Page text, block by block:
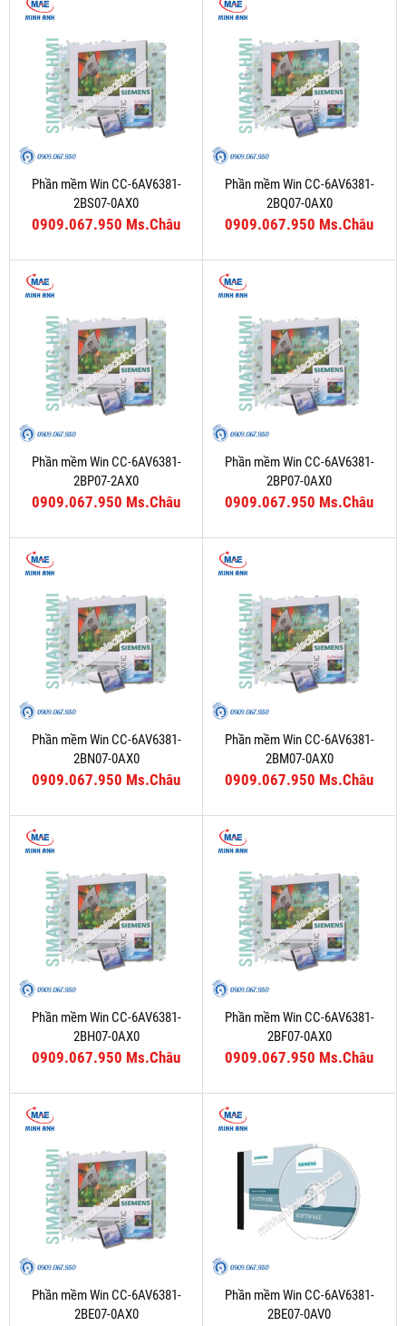
Phần mềm Win CC-6AV6381-
2BS07-0AX0
0909.067.950 Ms.Châu
Phần mềm Win CC-6AV6381-
2BQ07-0AX0
0909.067.950 Ms.Châu
Phần mềm Win CC-6AV6381-
2BP07-2AX0
0909.067.950 Ms.Châu
Phần mềm Win CC-6AV6381-
2BP07-0AX0
0909.067.950 Ms.Châu
Phần mềm Win CC-6AV6381-
2BN07-0AX0
0909.067.950 Ms.Châu
Phần mềm Win CC-6AV6381-
2BM07-0AX0
0909.067.950 Ms.Châu
Phần mềm Win CC-6AV6381-
2BH07-0AX0
0909.067.950 Ms.Châu
Phần mềm Win CC-6AV6381-
2BF07-0AX0
0909.067.950 Ms.Châu
Phần mềm Win CC-6AV6381-
2BE07-0AX0
Phần mềm Win CC-6AV6381-
2BE07-0AV0